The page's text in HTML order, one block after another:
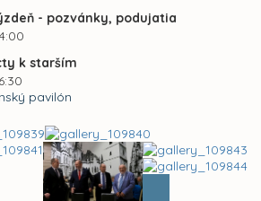
- pozvánky, podujatia
k starším
pavilón